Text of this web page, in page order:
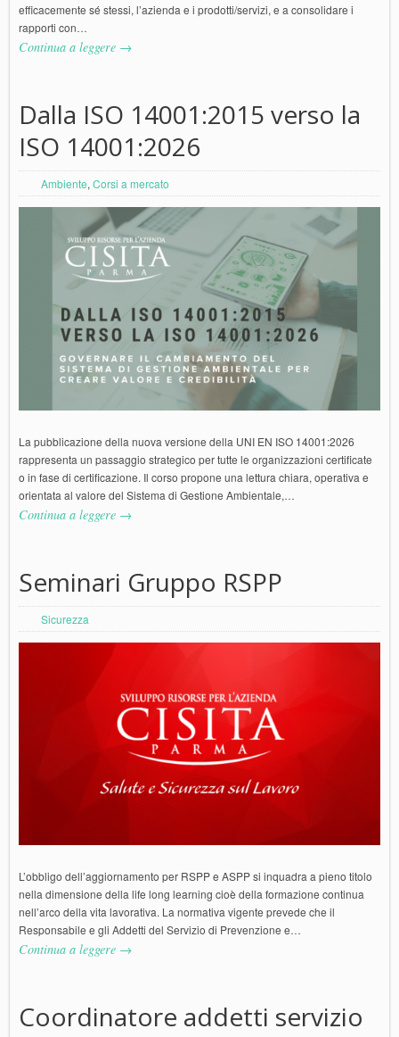
efficacemente sé stessi, l’azienda e i prodotti/servizi, e a consolidare i
rapporti con…
Continua a leggere →
Dalla ISO 14001:2015 verso la
ISO 14001:2026
Ambiente, Corsi a mercato
La pubblicazione della nuova versione della UNI EN ISO 14001:2026
rappresenta un passaggio strategico per tutte le organizzazioni certificate
o in fase di certificazione. Il corso propone una lettura chiara, operativa e
orientata al valore del Sistema di Gestione Ambientale,…
Continua a leggere →
Seminari Gruppo RSPP
Sicurezza
L’obbligo dell’aggiornamento per RSPP e ASPP si inquadra a pieno titolo
nella dimensione della life long learning cioè della formazione continua
nell’arco della vita lavorativa. La normativa vigente prevede che il
Responsabile e gli Addetti del Servizio di Prevenzione e…
Continua a leggere →
Coordinatore addetti servizio